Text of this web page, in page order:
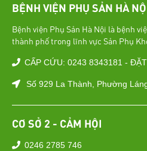
BỆNH VIỆN PHỤ SẢN HÀ
Bệnh viện Phụ Sản Hà Nội là bệnh
thành phố trong lĩnh vực Sản Phụ
CẤP CỨU: 0243 8343181 -
Số 929 La Thành, Phường
CƠ SỞ 2 - CẢM HỘI
0246 2785 746